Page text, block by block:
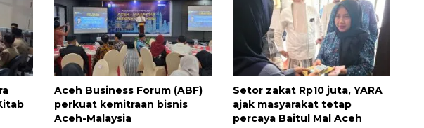
Aceh Business Forum (ABF)
perkuat kemitraan bisnis
Aceh-Malaysia
Setor zakat Rp10 juta, YARA
ajak masyarakat tetap
percaya Baitul Mal Aceh
132 ribu keluarga graduasi dari
kemiskinan
2026-08-07 06:45:00